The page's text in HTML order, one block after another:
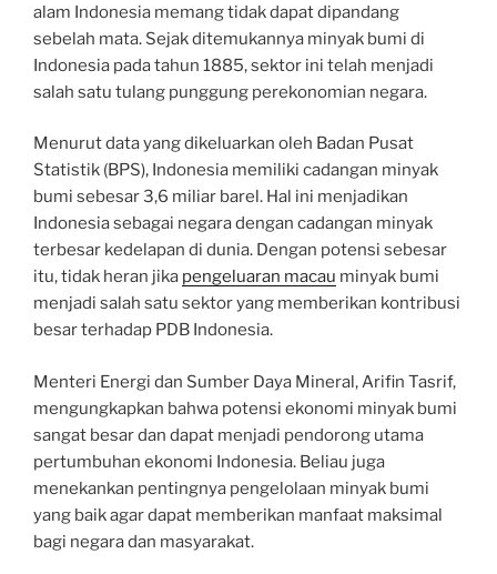
alam Indonesia memang tidak dapat dipandang
sebelah mata. Sejak ditemukannya minyak bumi di
Indonesia pada tahun 1885, sektor ini telah menjadi
salah satu tulang punggung perekonomian negara.
Menurut data yang dikeluarkan oleh Badan Pusat
Statistik (BPS), Indonesia memiliki cadangan minyak
bumi sebesar 3,6 miliar barel. Hal ini menjadikan
Indonesia sebagai negara dengan cadangan minyak
terbesar kedelapan di dunia. Dengan potensi sebesar
itu, tidak heran jika pengeluaran macau minyak bumi
menjadi salah satu sektor yang memberikan kontribusi
besar terhadap PDB Indonesia.
Menteri Energi dan Sumber Daya Mineral, Arifin Tasrif,
mengungkapkan bahwa potensi ekonomi minyak bumi
sangat besar dan dapat menjadi pendorong utama
pertumbuhan ekonomi Indonesia. Beliau juga
menekankan pentingnya pengelolaan minyak bumi
yang baik agar dapat memberikan manfaat maksimal
bagi negara dan masyarakat.